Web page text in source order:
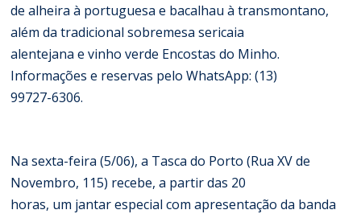
de alheira à portuguesa e bacalhau à transmontano,
além da tradicional sobremesa sericaia
alentejana e vinho verde Encostas do Minho.
Informações e reservas pelo WhatsApp: (13)
99727-6306.
Na sexta-feira (5/06), a Tasca do Porto (Rua XV de
Novembro, 115) recebe, a partir das 20
horas, um jantar especial com apresentação da banda